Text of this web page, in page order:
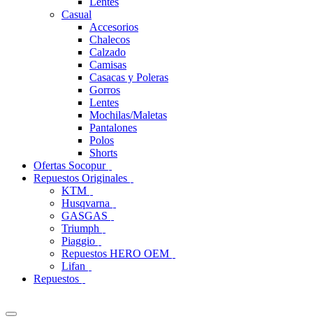
Casual
Accesorios
Chalecos
Calzado
Camisas
Casacas y Poleras
Gorros
Lentes
Mochilas/Maletas
Pantalones
Polos
Shorts
Ofertas Socopur
Repuestos Originales
KTM
Husqvarna
GASGAS
Triumph
Piaggio
Repuestos HERO OEM
Lifan
Repuestos